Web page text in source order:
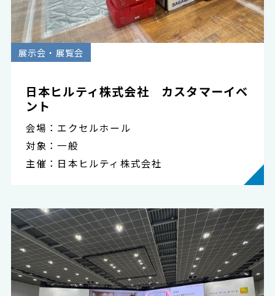
展示会・展覧会
日本ヒルティ株式会社 カスタマーイベ
ント
会場：エクセルホール
対象：一般
主催：日本ヒルティ株式会社